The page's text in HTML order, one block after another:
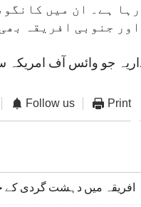
ہے۔ ان میں
جنوبی افریقہ
Follow us Print
افریقہ میں دہشت گردی کے